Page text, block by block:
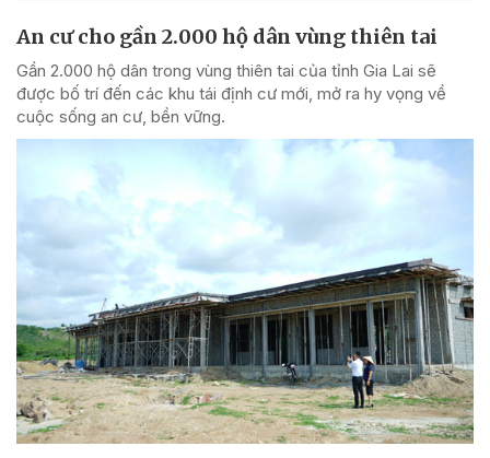
An cư cho gần 2.000 hộ dân vùng thiên tai
Gần 2.000 hộ dân trong vùng thiên tai của tỉnh Gia Lai sẽ
được bố trí đến các khu tái định cư mới, mở ra hy vọng về
cuộc sống an cư, bền vững.